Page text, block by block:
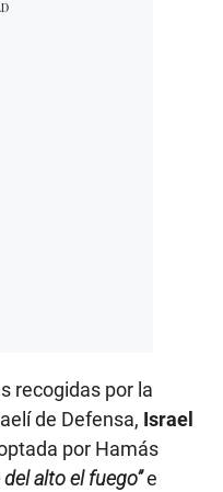
recogidas por la
de Defensa, Israel
por Hamás
alto el fuego”e